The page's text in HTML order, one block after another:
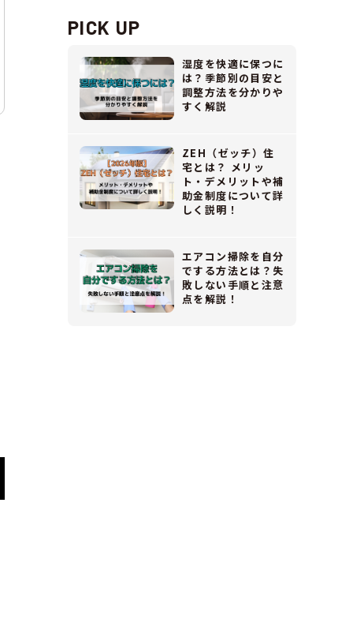
PICK UP
湿度を快適に保つに
は？季節別の目安と
調整方法を分かりや
すく解説
ZEH（ゼッチ）住
宅とは？ メリッ
ト・デメリットや補
助金制度について詳
しく説明！
エアコン掃除を自分
でする方法とは？失
敗しない手順と注意
点を解説！